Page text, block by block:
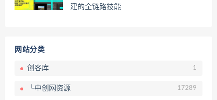
建的全链路技能
网站分类
创客库 1
└中创网资源 17289